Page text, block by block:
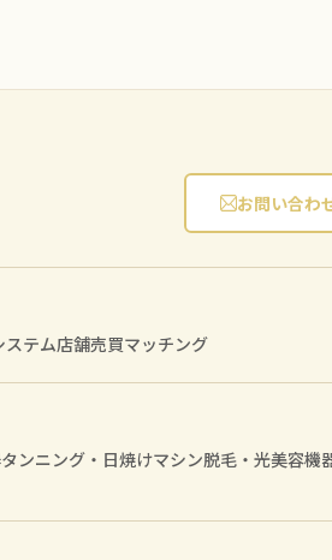
お問い合わ
ステム店舗売買マッチング
タンニング・日焼けマシン脱毛・光美容機